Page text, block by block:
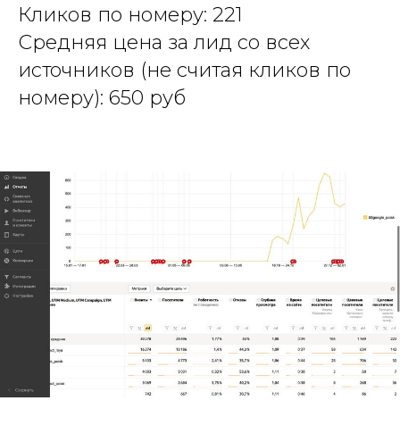
Кликов по номеру: 221
Средняя цена за лид со всех
источников (не считая кликов по
номеру): 650 руб